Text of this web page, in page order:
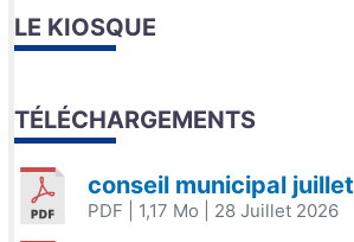
LE KIOSQUE
TÉLÉCHARGEMENTS
conseil municipal juillet
PDF | 1,17 Mo | 28 Juillet 2026